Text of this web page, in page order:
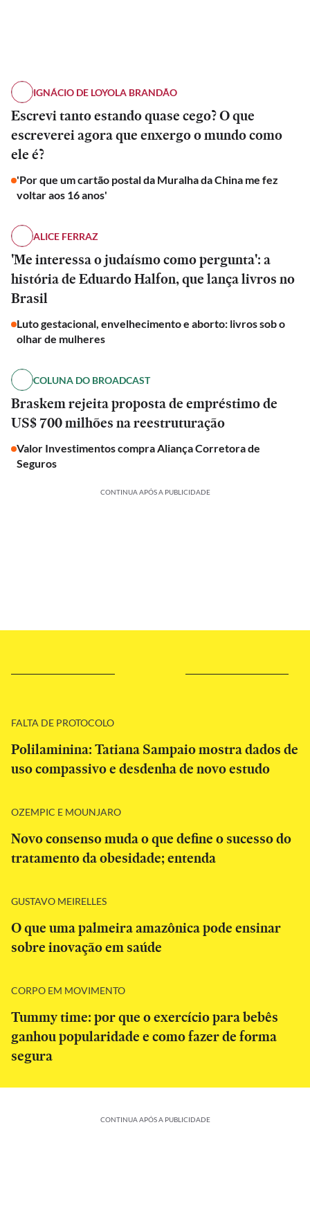
IGNÁCIO DE LOYOLA BRANDÃO
Escrevi tanto estando quase cego? O que
escreverei agora que enxergo o mundo como
ele é?
'Por que um cartão postal da Muralha da China me fez
voltar aos 16 anos'
ALICE FERRAZ
'Me interessa o judaísmo como pergunta': a
história de Eduardo Halfon, que lança livros no
Brasil
Luto gestacional, envelhecimento e aborto: livros sob o
olhar de mulheres
COLUNA DO BROADCAST
Braskem rejeita proposta de empréstimo de
US$ 700 milhões na reestruturação
Valor Investimentos compra Aliança Corretora de
Seguros
CONTINUA APÓS A PUBLICIDADE
FALTA DE PROTOCOLO
Polilaminina: Tatiana Sampaio mostra dados de
uso compassivo e desdenha de novo estudo
OZEMPIC E MOUNJARO
Novo consenso muda o que define o sucesso do
tratamento da obesidade; entenda
GUSTAVO MEIRELLES
O que uma palmeira amazônica pode ensinar
sobre inovação em saúde
CORPO EM MOVIMENTO
Tummy time: por que o exercício para bebês
ganhou popularidade e como fazer de forma
segura
CONTINUA APÓS A PUBLICIDADE